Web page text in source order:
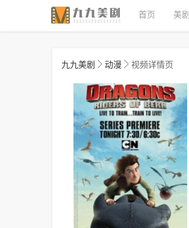
首页 美剧
九九美剧 动漫 视频详情页